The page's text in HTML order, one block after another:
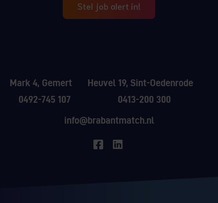
Stel job alert in!
Mark 4, Gemert
0492-745 107
Heuvel 19, Sint-Oedenrode
0413-200 300
info@brabantmatch.nl